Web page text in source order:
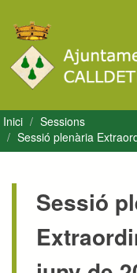
Inici
Sessions
Sessió plenària
Sessió